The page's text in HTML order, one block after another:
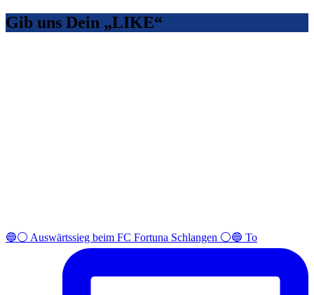
Gib uns Dein „LIKE“
🔵⚪️ Auswärtssieg beim FC Fortuna Schlangen ⚪️🔵 To